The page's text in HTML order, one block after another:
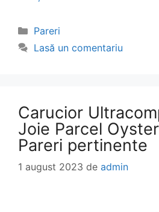
Categorii
Pareri
Lasă un comentariu
Carucior
Joie Parcel
Pareri pertinente
1 august 2023 de admin